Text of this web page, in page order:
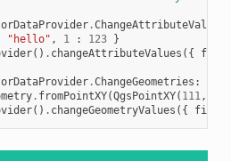
.ChangeAttributeValues
"hello" , 1 : 123 }
() . changeAttributeValues ({ fid
.ChangeGeometries :
. fromPointXY(QgsPointXY( 111,
() . changeGeometryValues ({ fid